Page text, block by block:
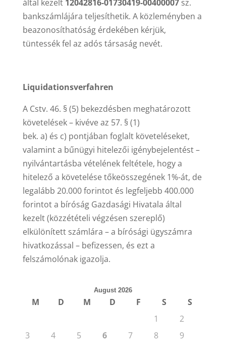
által kezelt 12042816-01730419-00400007sz.
bankszámlájára teljesíthetik. A közleményben a
beazonosíthatóság érdekében kérjük,
tüntessék fel az adós társaság nevét.
Liquidationsverfahren
A Cstv. 46. § (5) bekezdésben meghatározott
követelések – kivéve az 57. § (1)
bek. a) és c) pontjában foglalt követeléseket,
valamint a bűnügyi hitelezői igénybejelentést –
nyilvántartásba vételének feltétele, hogy a
hitelező a követelése tőkeösszegének 1%-át, de
legalább 20.000 forintot és legfeljebb 400.000
forintot a bíróság Gazdasági Hivatala által
kezelt (közzétételi végzésen szereplő)
elkülönített számlára – a bírósági ügyszámra
hivatkozással – befizessen, és ezt a
felszámolónak igazolja.
August 2026
M D M D F S
S
1
2
3
4 5 6 7 8
9